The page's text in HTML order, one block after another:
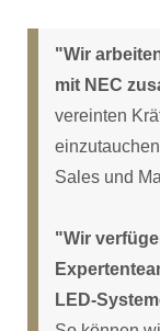
"Wir
mit NEC
vereinten
Sales und
"Wir
LED-